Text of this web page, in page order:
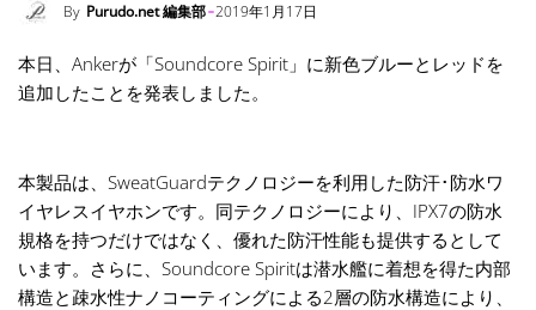
By Purudo.net 編集部 2019年1月17日
本日、Ankerが「Soundcore Spirit」に新色ブルーとレッドを
追加したことを発表しました。
本製品は、SweatGuardテクノロジーを利用した防汗･防水ワ
イヤレスイヤホンです。同テクノロジーにより、IPX7の防水
規格を持つだけではなく、優れた防汗性能も提供するとして
います。さらに、Soundcore Spiritは潜水艦に着想を得た内部
構造と疎水性ナノコーティングによる2層の防水構造により、